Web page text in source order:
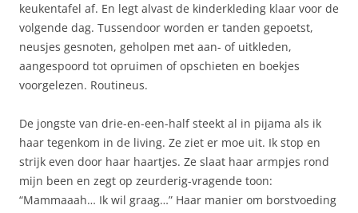
keukentafel af. En legt alvast de kinderkleding klaar voor de
volgende dag. Tussendoor worden er tanden gepoetst,
neusjes gesnoten, geholpen met aan- of uitkleden,
aangespoord tot opruimen of opschieten en boekjes
voorgelezen. Routineus.
De jongste van drie-en-een-half steekt al in pijama als ik
haar tegenkom in de living. Ze ziet er moe uit. Ik stop en
strijk even door haar haartjes. Ze slaat haar armpjes rond
mijn been en zegt op zeurderig-vragende toon:
“Mammaaah… Ik wil graag…” Haar manier om borstvoeding